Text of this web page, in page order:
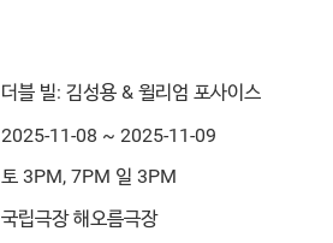
더블 빌: 김성용 & 윌리엄 포사이스
2025-11-08 ~ 2025-11-09
토 3PM, 7PM 일 3PM
국립극장 해오름극장